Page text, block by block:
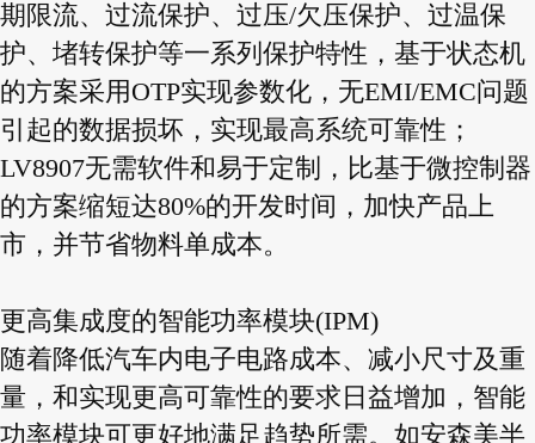
期限流、过流保护、过压/欠压保护、过温保
护、堵转保护等一系列保护特性，基于状态机
的方案采用OTP实现参数化，无EMI/EMC问题
引起的数据损坏，实现最高系统可靠性；
LV8907无需软件和易于定制，比基于微控制器
的方案缩短达80%的开发时间，加快产品上
市，并节省物料单成本。
更高集成度的智能功率模块(IPM)
随着降低汽车内电子电路成本、减小尺寸及重
量，和实现更高可靠性的要求日益增加，智能
功率模块可更好地满足趋势所需。如安森美半